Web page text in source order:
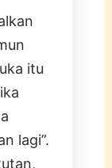
itu
lagi”.